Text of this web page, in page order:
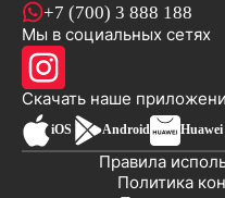
+7 (700) 3 888 188
Мы в социальных сетях
Скачать наше
iOS Android Huawei
Политика
Правила